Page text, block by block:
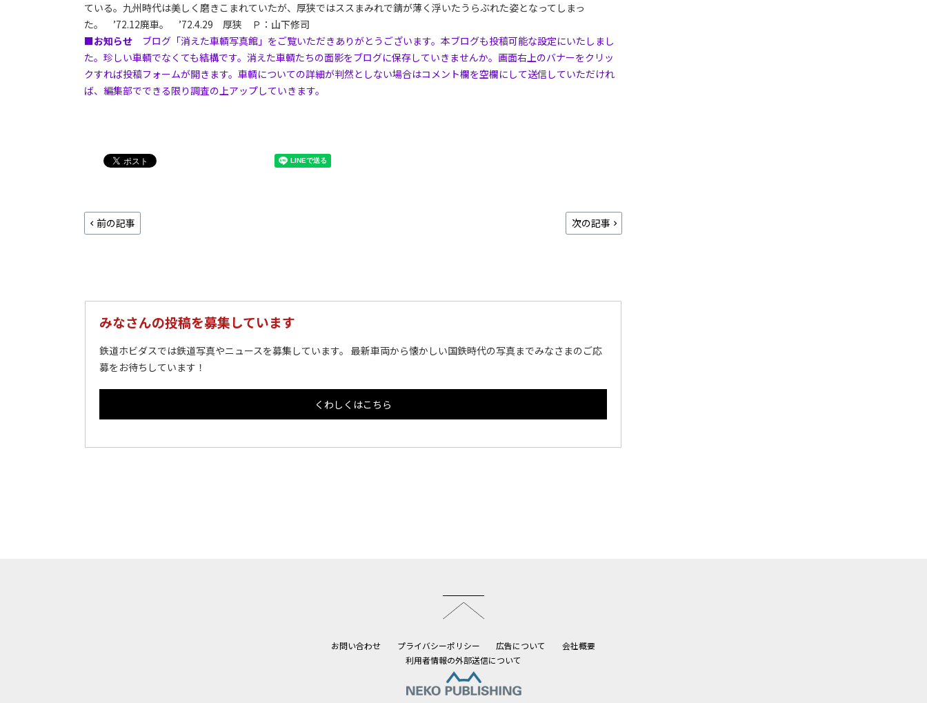
ている。九州時代は美しく磨きこまれていたが、厚狭ではススまみれで錆が薄く浮いたうらぶれた姿となってしまっ
た。 ’72.12廃車。 ’72.4.29 厚狭 Ｐ：山下修司
■お知らせ ブログ「消えた車輌写真館」をご覧いただきありがとうございます。本ブログも投稿可能な設定にいたしまし
た。珍しい車輌でなくても結構です。消えた車輌たちの面影をブログに保存していきませんか。画面右上のバナーをクリッ
クすれば投稿フォームが開きます。車輌についての詳細が判然としない場合はコメント欄を空欄にして送信していただけれ
ば、編集部でできる限り調査の上アップしていきます。
前の記事 次の記事
みなさんの投稿を募集しています
鉄道ホビダスでは鉄道写真やニュースを募集しています。 最新車両から懐かしい国鉄時代の写真までみなさまのご応
募をお待ちしています！
くわしくはこちら
お問い合わせ プライバシーポリシー 広告について
会社概要
利用者情報の外部送信について